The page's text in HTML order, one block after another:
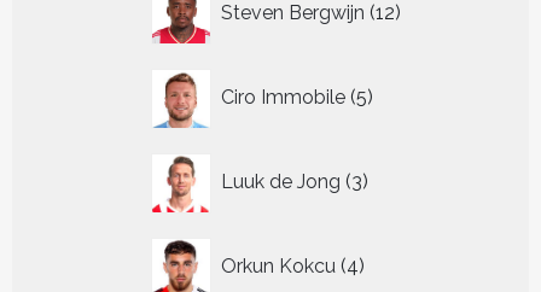
Steven Bergwijn 12
producten
Ciro Immobile 5
producten
Luuk de Jong 3
producten
Orkun Kokcu 4
producten